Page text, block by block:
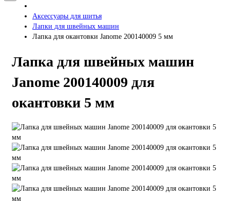
Аксессуары для шитья
Лапки для швейных машин
Лапка для окантовки Janome 200140009 5 мм
Лапка для швейных машин
Janome 200140009 для
окантовки 5 мм